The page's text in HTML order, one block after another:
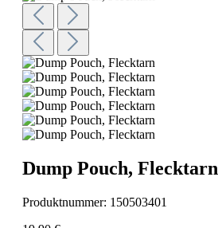
Dump Pouch, Flecktarn
Produktnummer: 150503401